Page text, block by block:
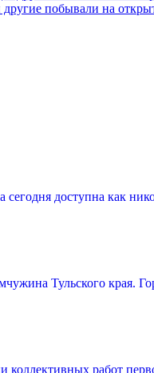
побывали на
доступна как
Тульского края.
работ